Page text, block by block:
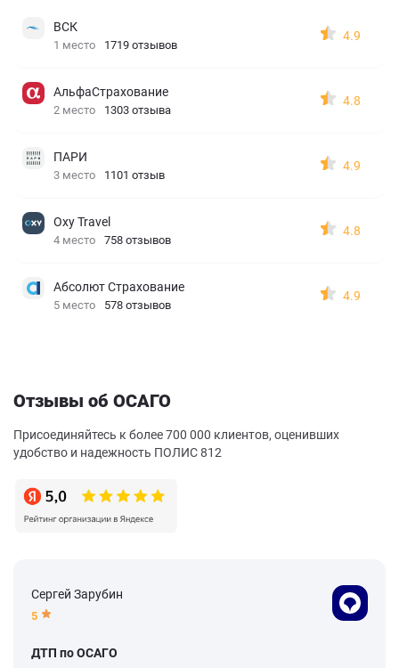
ВСК
1 место 1719 отзывов
4.9
АльфаСтрахование
2 место 1303 отзыва
4.8
ПАРИ
3 место 1101 отзыв
4.9
Oxy Travel
4 место 758 отзывов
4.8
Абсолют Страхование
5 место 578 отзывов
4.9
Отзывы об ОСАГО
Присоединяйтесь к более 700 000 клиентов, оценивших
удобство и надежность ПОЛИС 812
Сергей Зарубин
5
ДТП по ОСАГО